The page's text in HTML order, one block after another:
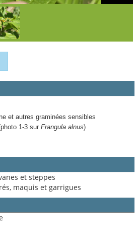
et autres graminées sensibles
1-3 sur Frangula alnus)
et steppes
maquis et garrigues